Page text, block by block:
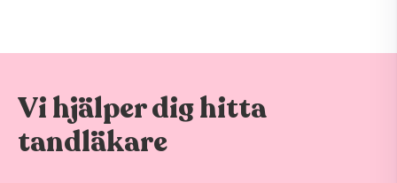
Vi hjälper dig hitta
tandläkare